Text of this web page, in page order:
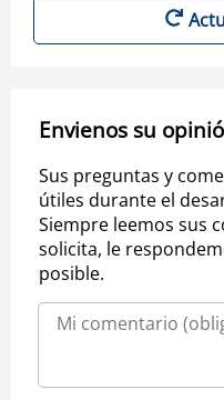
Envienos su
Sus preguntas y
útiles durante el
Siempre leemos sus
solicita, le
posible.